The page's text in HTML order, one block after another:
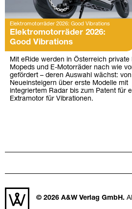
Elektromotorräder 2026: Good Vibrations
Elektromotorräder 2026:
Good Vibrations
Mit eRide werden in Österreich private
Mopeds und E-Motorräder nach wie
gefördert – deren Auswahl wächst: von
Neueinsteigern über erste Modelle mit
integriertem Radar bis zum Patent für
Extramotor für Vibrationen.
© 2026 A&W Verlag GmbH.